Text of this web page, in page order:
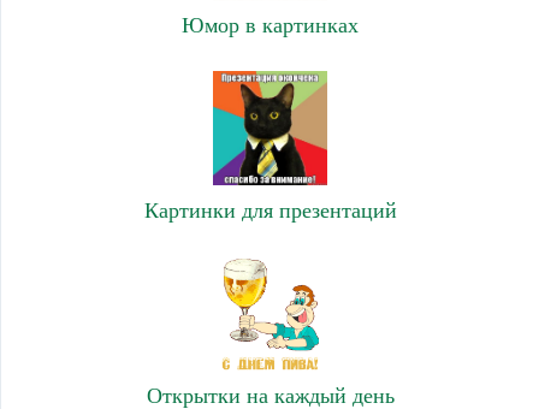
Юмор в картинках
Картинки для презентаций
Открытки на каждый день